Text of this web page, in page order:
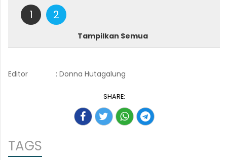
1 2
Tampilkan Semua
Editor : Donna Hutagalung
SHARE:
TAGS